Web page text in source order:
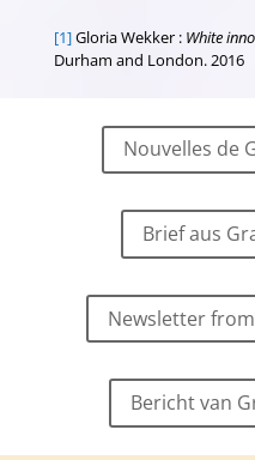
[1]Gloria Wekker : White
Durham and London. 2016
Nouvelles de
Brief aus
Newsletter
Bericht van